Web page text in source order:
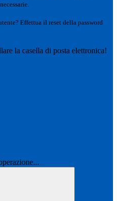
Effettua il reset della password
la casella di posta elettronica!